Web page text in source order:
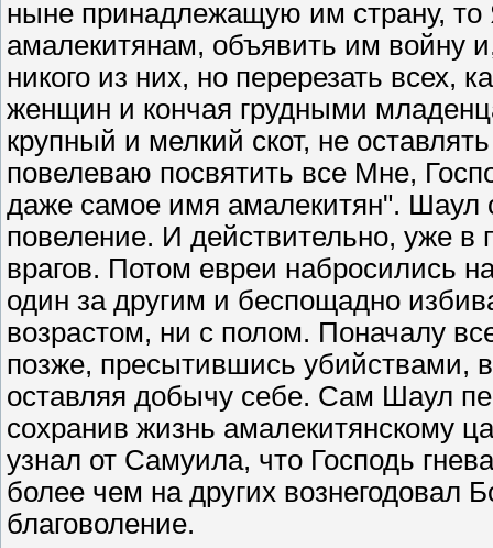
ныне принадлежащую им страну,
амалекитянам, объявить им войну
никого из них, но перерезать всех,
женщин и кончая грудными
крупный и мелкий скот, не
повелеваю посвятить все Мне,
даже самое имя амалекитян". Шаул
повеление. И действительно, уже в
врагов. Потом евреи набросились
один за другим и беспощадно
возрастом, ни с полом. Поначалу
позже, пресытившись убийствами,
оставляя добычу себе. Сам Шаул
сохранив жизнь амалекитянскому
узнал от Самуила, что Господь
более чем на других вознегодовал
благоволение.